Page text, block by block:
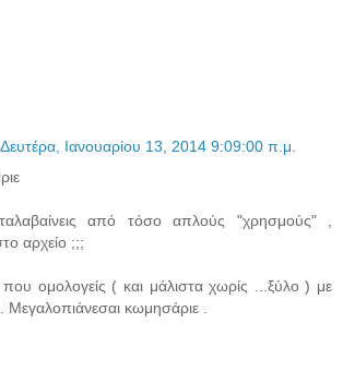
Δευτέρα, Ιανουαρίου 13, 2014 9:09:00 π.μ.
από τόσο απλούς "χρησμούς" ,
αρχείο ;;;
που ομολογείς ( και μάλιστα χωρίς ...ξύλο ) με
Μεγαλοπιάνεσαι κωμησάριε .